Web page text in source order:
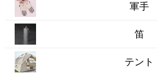
軍手
笛
テント